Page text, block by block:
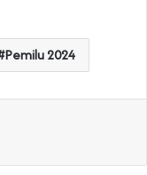
Pemilu 2024